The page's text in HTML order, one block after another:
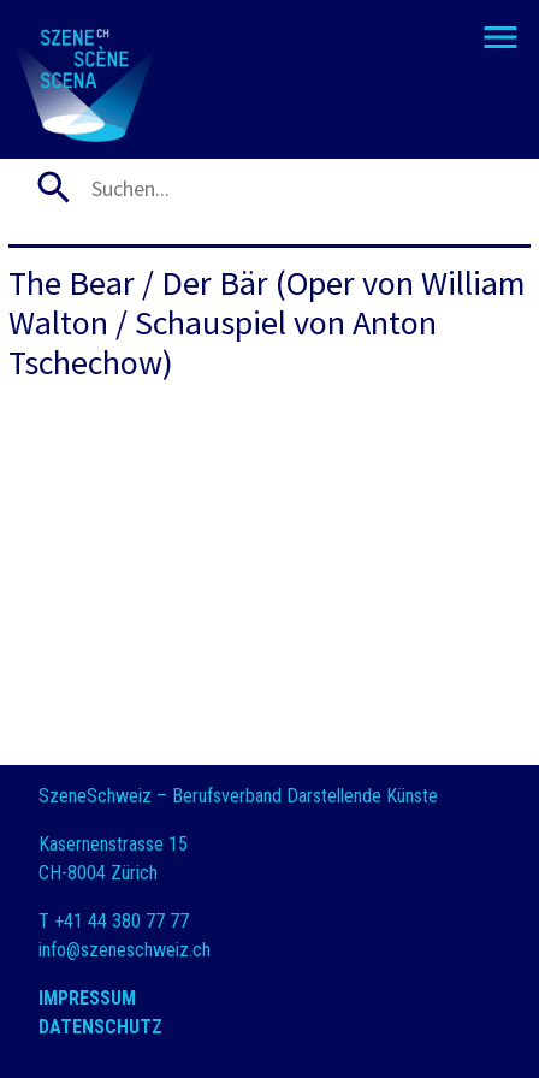
The Bear / Der Bär (Oper von William
Walton / Schauspiel von Anton
Tschechow)
SzeneSchweiz – Berufsverband Darstellende Künste
Kasernenstrasse 15
CH-8004 Zürich
T +41 44 380 77 77
info@szeneschweiz.ch
IMPRESSUM
DATENSCHUTZ